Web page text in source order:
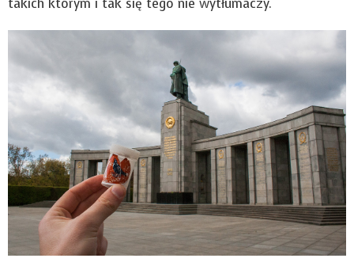
takich którym i tak się tego nie wytłumaczy.